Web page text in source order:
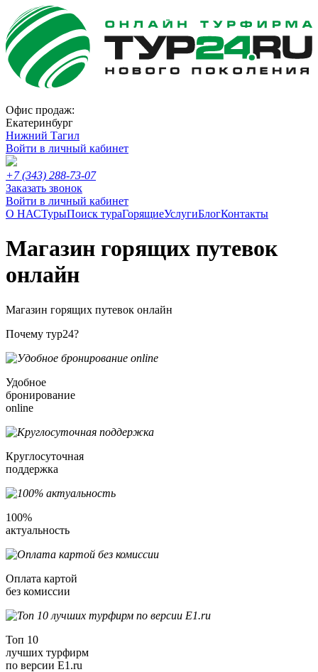
Офис продаж:
Екатеринбург
Нижний Тагил
Войти в личный кабинет
+7 (343) 288-73-07
Заказать звонок
Войти в личный кабинет
О НАСТурыПоиск тураГорящиеУслугиБлогКонтакты
Магазин горящих путевок
онлайн
Магазин горящих путевок онлайн
Почему тур24?
Удобное
бронирование
online
Круглосуточная
поддержка
100%
актуальность
Оплата картой
без комиссии
Топ 10
лучших турфирм
по версии E1.ru